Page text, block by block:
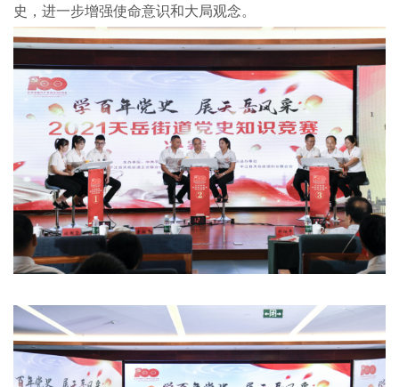
史，进一步增强使命意识和大局观念。